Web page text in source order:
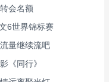
会名额
6世界锦标赛
量继续流吧
《同行》